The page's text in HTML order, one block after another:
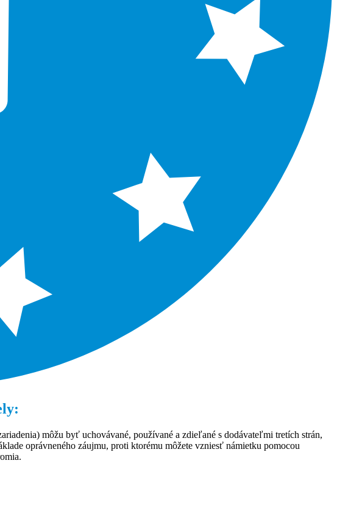
môžu byť uchovávané, používané a zdieľané s dodávateľmi tretích strán,
oprávneného záujmu, proti ktorému môžete vzniesť námietku pomocou